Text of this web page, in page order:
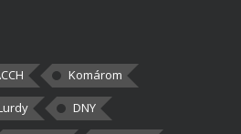
Komárom
DNY